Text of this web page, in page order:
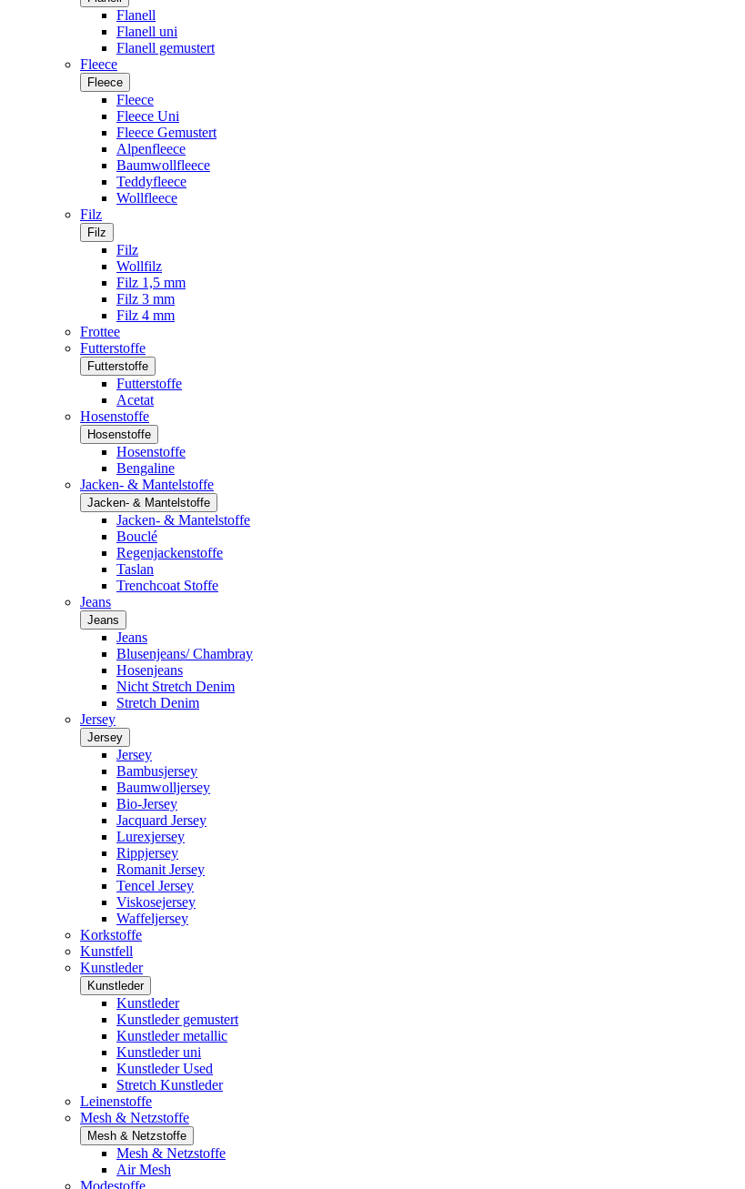
Flanell
Flanell uni
Flanell gemustert
Fleece
Fleece
Fleece
Fleece Uni
Fleece Gemustert
Alpenfleece
Baumwollfleece
Teddyfleece
Wollfleece
Filz
Filz
Filz
Wollfilz
Filz 1,5 mm
Filz 3 mm
Filz 4 mm
Frottee
Futterstoffe
Futterstoffe
Futterstoffe
Acetat
Hosenstoffe
Hosenstoffe
Hosenstoffe
Bengaline
Jacken- & Mantelstoffe
Jacken- & Mantelstoffe
Jacken- & Mantelstoffe
Bouclé
Regenjackenstoffe
Taslan
Trenchcoat Stoffe
Jeans
Jeans
Jeans
Blusenjeans/ Chambray
Hosenjeans
Nicht Stretch Denim
Stretch Denim
Jersey
Jersey
Jersey
Bambusjersey
Baumwolljersey
Bio-Jersey
Jacquard Jersey
Lurexjersey
Rippjersey
Romanit Jersey
Tencel Jersey
Viskosejersey
Waffeljersey
Korkstoffe
Kunstfell
Kunstleder
Kunstleder
Kunstleder
Kunstleder gemustert
Kunstleder metallic
Kunstleder uni
Kunstleder Used
Stretch Kunstleder
Leinenstoffe
Mesh & Netzstoffe
Mesh & Netzstoffe
Mesh & Netzstoffe
Air Mesh
Modestoffe